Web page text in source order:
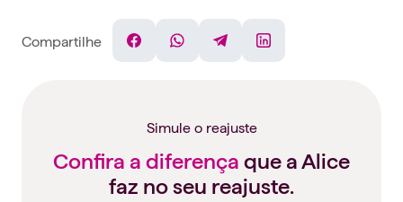
Compartilhe
FacebookWhatsAppTelegramLinkedin
Simule o reajuste
Confira a diferença que a Alice
faz no seu reajuste.